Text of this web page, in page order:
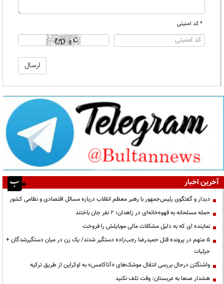
* کد امنیتی
آخرین اخبار
دیدار و گفتگوی رئیس‌جمهور با رهبر معظم انقلاب درباره مسائل اقتصادی و نظامی کشور
حمله مسلحانه به قهوه‌خانه‌ای در زاهدان؛ ۲ نفر جان باختند
نماینده ای که به دلیل مشکلات مالی موبایلش را فروخت
۵ متهم در پرونده قتل حمیدرضا رجب‌زاده دستگیر شدند/ یک زن در میان دستگیرشدگان +
جزئیات
واشنگتن درحال بررسی انتقال موشک‌های «آتاکامس» به اوکراین از طریق ترکیه
هشدار صنعا به عربستان: وقت تلف نکنید